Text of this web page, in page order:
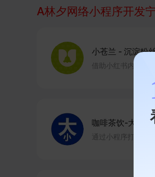
A林夕网络小程序开发
小苍兰 - 沉淀粉
借助小红书内容种
咖啡茶饮-大小咖
通过小程序打通线